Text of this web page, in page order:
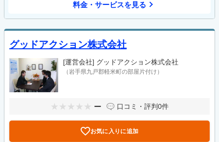
料金・サービスを見る
グッドアクション株式会社
[運営会社] グッドアクション株式会社
（岩手県九戸郡軽米町の部屋片付け）
ー 口コミ・評判0件
お気に入りに追加